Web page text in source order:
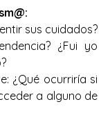
sus cuidados?
¿Fui yo
¿Qué ocurriría si
a alguno de